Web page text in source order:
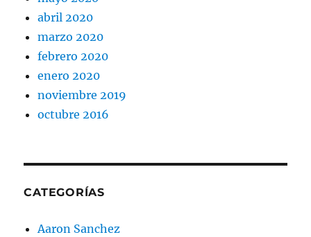
abril 2020
marzo 2020
febrero 2020
enero 2020
noviembre 2019
octubre 2016
CATEGORÍAS
Aaron Sanchez